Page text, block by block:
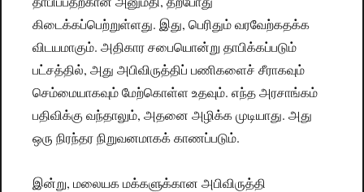
கிடைக்கப்பெற்றுள்ளது. இது, பெரிதும் வரவேற்கதக்க
விடயமாகும். அதிகார சபையொன்று தாபிக்கப்படும்
பட்சத்தில், அது அபிவிருத்திப் பணிகளைச் சீராகவும்
செம்மையாகவும் மேற்கொள்ள உதவும். எந்த அரசாங்கம்
பதிவிக்கு வந்தாலும், அதனை அழிக்க முடியாது. அது
ஒரு நிரந்தர நிறுவனமாகக் காணப்படும்.
இன்று, மலையக மக்களுக்கான அபிவிருத்தி